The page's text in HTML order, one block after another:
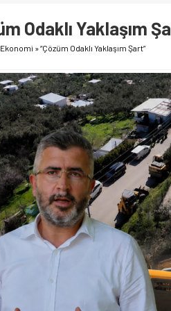
Odaklı Yaklaşım
Ekonomi »“Çözüm Odaklı Yaklaşım Şart”